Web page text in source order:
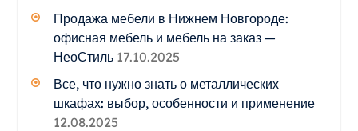
Продажа мебели в Нижнем Новгороде:
офисная мебель и мебель на заказ —
НеоСтиль 17.10.2025
Все, что нужно знать о металлических
шкафах: выбор, особенности и применение
12.08.2025